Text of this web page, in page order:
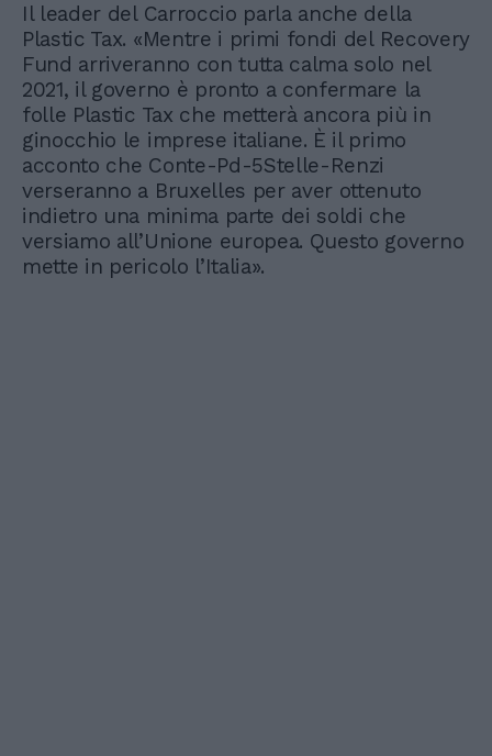
Il leader del Carroccio parla anche della
Plastic Tax. «Mentre i primi fondi del Recovery
Fund arriveranno con tutta calma solo nel
2021, il governo è pronto a confermare la
folle Plastic Tax che metterà ancora più in
ginocchio le imprese italiane. È il primo
acconto che Conte-Pd-5Stelle-Renzi
verseranno a Bruxelles per aver ottenuto
indietro una minima parte dei soldi che
versiamo all’Unione europea. Questo governo
mette in pericolo l’Italia».